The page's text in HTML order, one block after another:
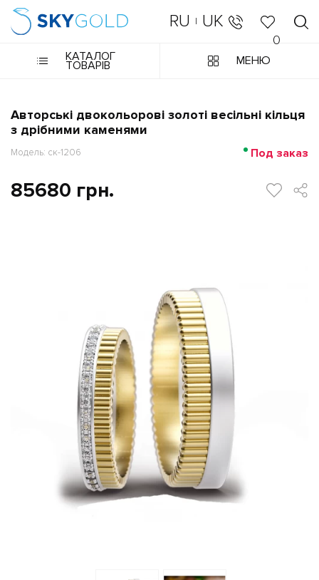
RU | UK
0
КАТАЛОГ
ТОВАРІВ МЕНЮ
Авторські двокольорові золоті весільні кільця
з дрібними каменями
Модель: ск-1206 Под заказ
85680 грн.